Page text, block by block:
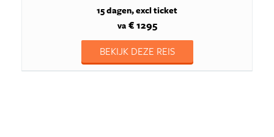
15 dagen excl ticket
va€ 1295
BEKIJK DEZE REIS